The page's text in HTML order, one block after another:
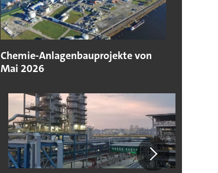
Chemie-Anlagenbauprojekte von
Mai 2026